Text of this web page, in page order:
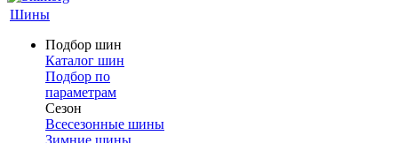
Шины
Подбор шин
Каталог шин
Подбор по
параметрам
Сезон
Всесезонные шины
Зимние шины